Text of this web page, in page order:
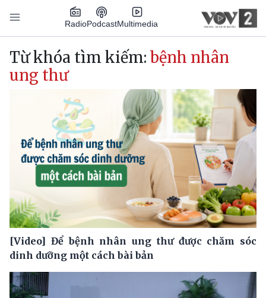
Nhảy đến nội dung
RadioPodcastMultimedia
Main navigation
Từ khóa tìm kiếm: bệnh nhân
ung thư
[Video] Để bệnh nhân ung thư được chăm sóc
dinh dưỡng một cách bài bản